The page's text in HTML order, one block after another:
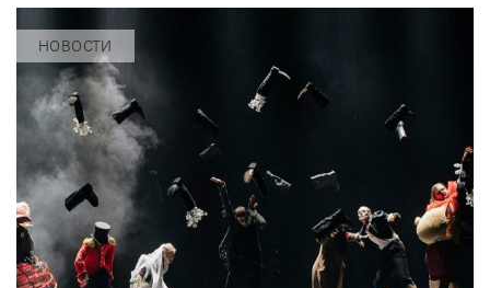
Новокуйбышевска и Майкопа.
НОВОСТИ